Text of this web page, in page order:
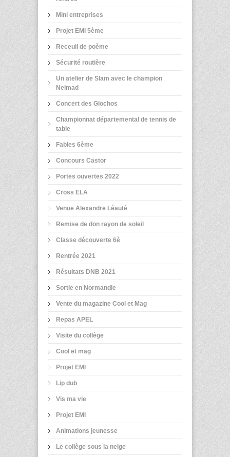
Mini entreprises
Projet EMI 5ème
Receuil de poème
Sécurité routière
Un atelier de Slam avec le champion
Neimad
Concert des Glochos
Championnat départemental de tennis de
table
Fables 6ème
Concours Castor
Portes ouvertes 2022
Cross ELA
Venue Alexandre Léauté
Remise de don rayon de soleil
Classe découverte 6è
Rentrée 2021
Résultats DNB 2021
Sortie en Normandie
Vente du magazine Cool et Mag
Repas APEL
Visite du collège
Cool et mag
Projet EMI
Lip dub
Vis ma vie
Projet EMI
Animations jeunesse
Le collège sous la neige